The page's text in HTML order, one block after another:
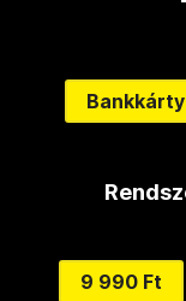
9 990 Ft